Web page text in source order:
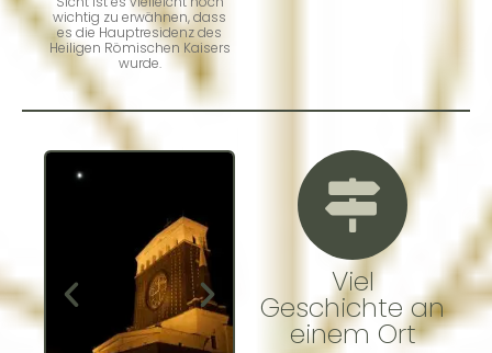
wichtig zu erwähnen, dass
es die Hauptresidenz des
Heiligen Römischen Kaisers
wurde.
Viel
Geschichte an
einem Ort